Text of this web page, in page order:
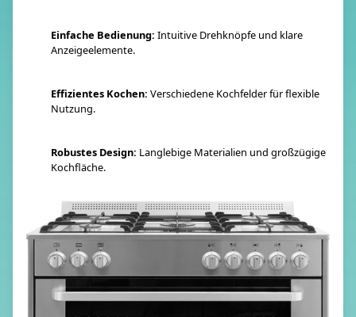
Einfache Bedienung: Intuitive Drehknöpfe und klare
Anzeigeelemente.
Effizientes Kochen: Verschiedene Kochfelder für flexible
Nutzung.
Robustes Design: Langlebige Materialien und großzügige
Kochfläche.